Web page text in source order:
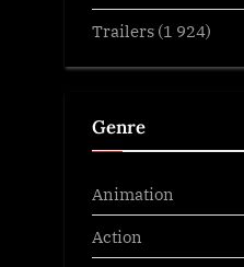
Trailers (1 924)
Genre
Animation
Action